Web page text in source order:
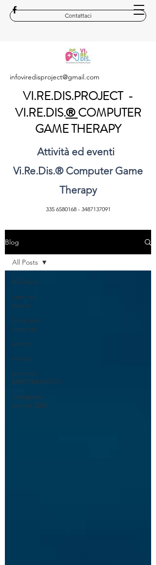
Contattaci
VI.RE.DIS.PROJECT -
VI.RE.DIS.® COMPUTER
GAME THERAPY
335 6580168- 3487137091
Attività ed eventi
Vi.Re.Dis.® Computer Game
Therapy
infoviredisproject@gmail.com
Blog
All Posts
corsi ed
eventi
Corsi per
terapisti
eventi
notizie
percorsi
EMOTIVIAMOCI
caregivers
events 2025
All Posts